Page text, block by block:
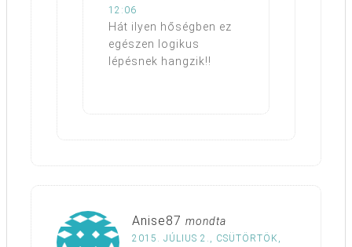
12:06
Hát ilyen hőségben ez
egészen logikus
lépésnek hangzik!!
Anise87 mondta
2015. JÚLIUS 2., CSÜTÖRTÖK,